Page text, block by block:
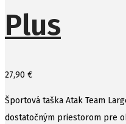
Plus
27,90 €
Športová taška Atak Team
dostatočným priestorom pre